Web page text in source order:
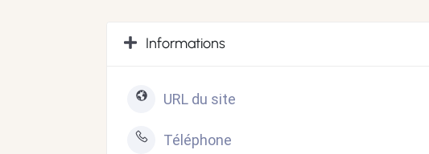
Informations
URL du site
Téléphone